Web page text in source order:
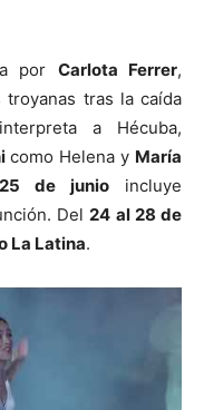
por Carlota Ferrer,
tras la caída
a Hécuba,
como Helena y María
25 de junioincluye
Del 24 al 28 de
La Latina.